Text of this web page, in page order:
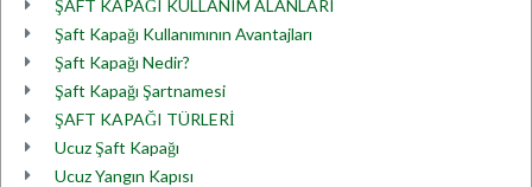
ŞAFT KAPAĞI KULLANIM ALANLARI
Şaft Kapağı Kullanımının Avantajları
Şaft Kapağı Nedir?
Şaft Kapağı Şartnamesi
ŞAFT KAPAĞI TÜRLERİ
Ucuz Şaft Kapağı
Ucuz Yangın Kapısı